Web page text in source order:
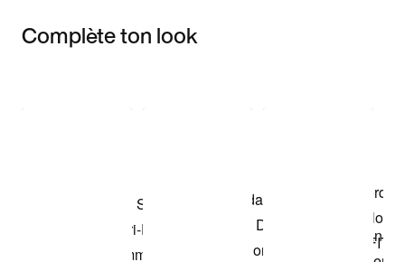
Complète ton look